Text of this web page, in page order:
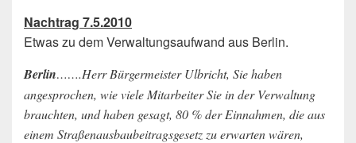
Nachtrag 7.5.2010
Etwas zu dem Verwaltungsaufwand aus Berlin.
Berlin…….Herr Bürgermeister Ulbricht, Sie haben
angesprochen, wie viele Mitarbeiter Sie in der Verwaltung
brauchten, und haben gesagt, 80 % der Einnahmen, die aus
einem Straßenausbaubeitragsgesetz zu erwarten wären,